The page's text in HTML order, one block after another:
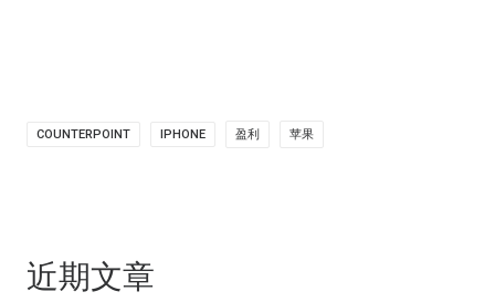
COUNTERPOINT IPHONE 盈利 苹果
近期文章